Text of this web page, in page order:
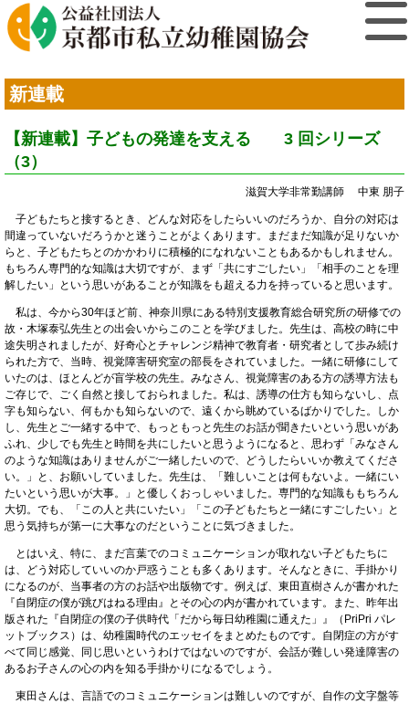
新連載
【新連載】子どもの発達を支える 3 回シリーズ
（3）
滋賀大学非常勤講師 中東 朋子
子どもたちと接するとき、どんな対応をしたらいいのだろうか、自分の対応は
間違っていないだろうかと迷うことがよくあります。まだまだ知識が足りないか
らと、子どもたちとのかかわりに積極的になれないこともあるかもしれません。
もちろん専門的な知識は大切ですが、まず「共にすごしたい」「相手のことを理
解したい」という思いがあることが知識をも超える力を持っていると思います。
私は、今から30年ほど前、神奈川県にある特別支援教育総合研究所の研修での
故・木塚泰弘先生との出会いからこのことを学びました。先生は、高校の時に中
途失明されましたが、好奇心とチャレンジ精神で教育者・研究者として歩み続け
られた方で、当時、視覚障害研究室の部長をされていました。一緒に研修にして
いたのは、ほとんどが盲学校の先生。みなさん、視覚障害のある方の誘導方法も
ご存じで、ごく自然と接しておられました。私は、誘導の仕方も知らないし、点
字も知らない、何もかも知らないので、遠くから眺めているばかりでした。しか
し、先生とご一緒する中で、もっともっと先生のお話が聞きたいという思いがあ
ふれ、少しでも先生と時間を共にしたいと思うようになると、思わず「みなさん
のような知識はありませんがご一緒したいので、どうしたらいいか教えてくださ
い。」と、お願いしていました。先生は、「難しいことは何もないよ。一緒にい
たいという思いが大事。」と優しくおっしゃいました。専門的な知識ももちろん
大切。でも、「この人と共にいたい」「この子どもたちと一緒にすごしたい」と
思う気持ちが第一に大事なのだということに気づきました。
とはいえ、特に、まだ言葉でのコミュニケーションが取れない子どもたちに
は、どう対応していいのか戸惑うことも多くあります。そんなときに、手掛かり
になるのが、当事者の方のお話や出版物です。例えば、東田直樹さんが書かれた
『自閉症の僕が跳びはねる理由』とその心の内が書かれています。また、昨年出
版された『自閉症の僕の子供時代「だから毎日幼稚園に通えた」』（PriPri パレ
ットブックス）は、幼稚園時代のエッセイをまとめたものです。自閉症の方がす
べて同じ感覚、同じ思いというわけではないのですが、会話が難しい発達障害の
あるお子さんの心の内を知る手掛かりになるでしょう。
東田さんは、言語でのコミュニケーションは難しいのですが、自作の文字盤等